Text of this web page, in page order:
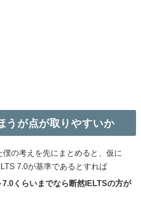
うが点が取りやすいか
の考えを先にまとめると、仮に
7.0が基準であるとすれば
7.0くらいまでなら断然IELTSの方が